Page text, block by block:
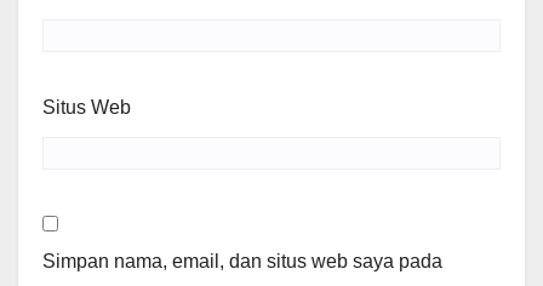
Situs Web
Simpan nama, email, dan situs web saya pada